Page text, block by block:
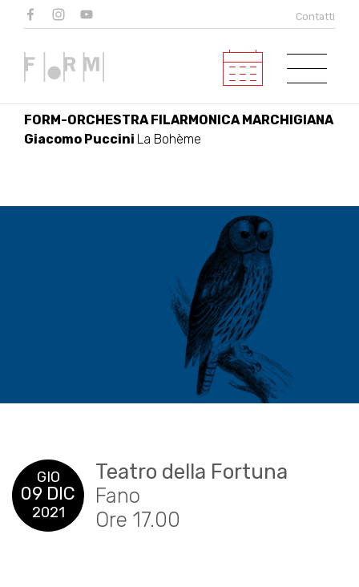
Contatti
LA BOHÈME
Fondazione Rete Lirica delle
Marche
FORM-ORCHESTRA FILARMONICA MARCHIGIANA
Giacomo Puccini La Bohème
GIO
09 DIC
2021
Teatro della Fortuna
Fano
Ore 17.00